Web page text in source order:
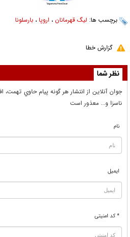
برچسب ها: لیگ قهرمانان ، اروپا ، بارسلونا
گزارش خطا
نظر شما
جوان آنلاين از انتشار هر گونه پيام حاوي تهمت،
ناسزا و... معذور است
نام
ایمیل
* کد امنیتی